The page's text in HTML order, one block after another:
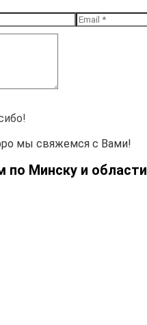
мы свяжемся с Вами!
по Минску и области